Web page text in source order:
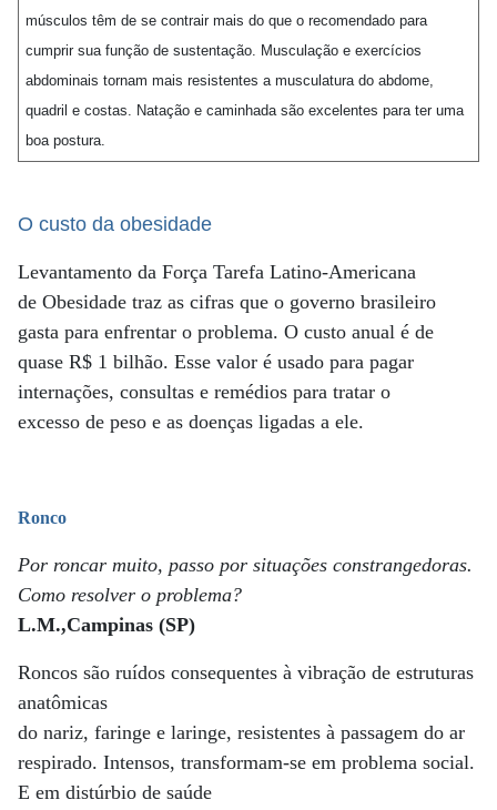
músculos têm de se contrair mais do que o recomendado para
cumprir sua função de sustentação. Musculação e exercícios
abdominais tornam mais resistentes a musculatura do abdome,
quadril e costas. Natação e caminhada são excelentes para ter uma
boa postura.
O custo da obesidade
Levantamento da Força Tarefa Latino-Americana
de Obesidade traz as cifras que o governo brasileiro
gasta para enfrentar o problema. O custo anual é de
quase R$ 1 bilhão. Esse valor é usado para pagar
internações, consultas e remédios para tratar o
excesso de peso e as doenças ligadas a ele.
Ronco
Por roncar muito, passo por situações constrangedoras.
Como resolver o problema?
L.M.,Campinas (SP)
Roncos são ruídos consequentes à vibração de estruturas
anatômicas
do nariz, faringe e laringe, resistentes à passagem do ar
respirado. Intensos, transformam-se em problema social.
E em distúrbio de saúde